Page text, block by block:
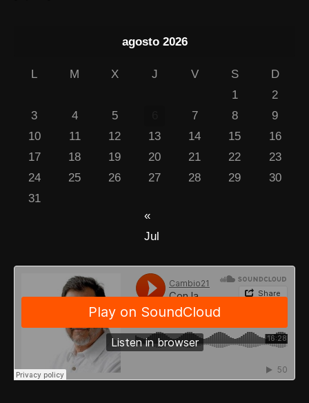
agosto 2026
L M X J V S
D
1
2
3
4 5 7 8
9
10
11 12 13 14 15
16
17
18 19 20 21 22
23
24
25 26 27 28 29
30
31
«
Jul